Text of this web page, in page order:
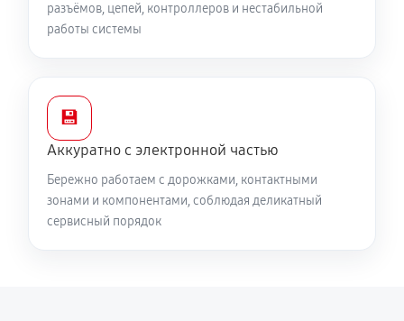
разъёмов, цепей, контроллеров и нестабильной
работы системы
💾
Аккуратно с электронной частью
Бережно работаем с дорожками, контактными
зонами и компонентами, соблюдая деликатный
сервисный порядок